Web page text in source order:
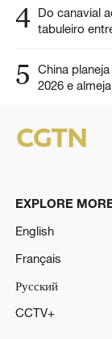
4 Do canavial
tabuleiro
5
China
2026 e
EXPLORE
English
Français
Русский
CCTV+